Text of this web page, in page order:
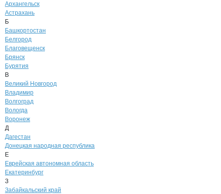
Архангельск
Астрахань
Б
Башкортостан
Белгород
Благовещенск
Брянск
Бурятия
В
Великий Новгород
Владимир
Волгоград
Вологда
Воронеж
Д
Дагестан
Донецкая народная республика
Е
Еврейская автономная область
Екатеринбург
З
Забайкальский край